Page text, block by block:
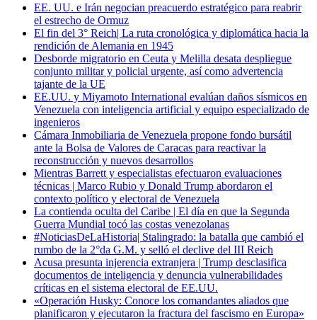
EE. UU. e Irán negocian preacuerdo estratégico para reabrir
el estrecho de Ormuz
El fin del 3° Reich| La ruta cronológica y diplomática hacia la
rendición de Alemania en 1945
Desborde migratorio en Ceuta y Melilla desata despliegue
conjunto militar y policial urgente, así como advertencia
tajante de la UE
EE.UU. y Miyamoto International evalúan daños sísmicos en
Venezuela con inteligencia artificial y equipo especializado de
ingenieros
Cámara Inmobiliaria de Venezuela propone fondo bursátil
ante la Bolsa de Valores de Caracas para reactivar la
reconstrucción y nuevos desarrollos
Mientras Barrett y especialistas efectuaron evaluaciones
técnicas | Marco Rubio y Donald Trump abordaron el
contexto político y electoral de Venezuela
La contienda oculta del Caribe | El día en que la Segunda
Guerra Mundial tocó las costas venezolanas
#NoticiasDeLaHistoria| Stalingrado: la batalla que cambió el
rumbo de la 2°da G.M. y selló el declive del III Reich
Acusa presunta injerencia extranjera | Trump desclasifica
documentos de inteligencia y denuncia vulnerabilidades
críticas en el sistema electoral de EE.UU.
«Operación Husky: Conoce los comandantes aliados que
planificaron y ejecutaron la fractura del fascismo en Europa»